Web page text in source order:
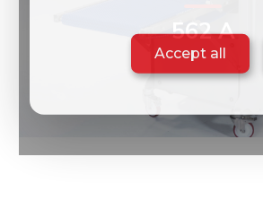
562 A
Accept all